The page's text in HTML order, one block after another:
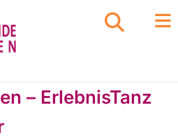
– ErlebnisTanz